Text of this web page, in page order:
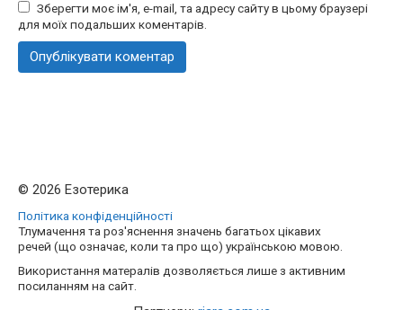
Зберегти моє ім'я, e-mail, та адресу сайту в цьому браузері
для моїх подальших коментарів.
© 2026 Езотерика
Політика конфіденційності
Тлумачення та роз'яснення значень багатьох цікавих
речей (що означає, коли та про що) українською мовою.
Використання матералів дозволяється лише з активним
посиланням на сайт.